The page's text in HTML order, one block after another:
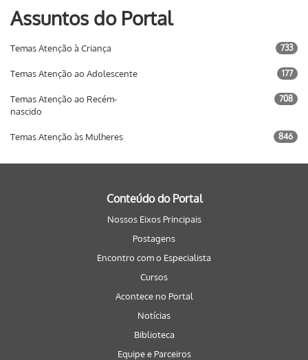
Assuntos do Portal
Temas Atenção à Criança 733
Temas Atenção ao Adolescente 177
Temas Atenção ao Recém-
nascido
708
Temas Atenção às Mulheres 846
Conteúdo do Portal
Nossos Eixos Principais
Postagens
Encontro com o Especialista
Cursos
Acontece no Portal
Notícias
Biblioteca
Equipe e Parceiros